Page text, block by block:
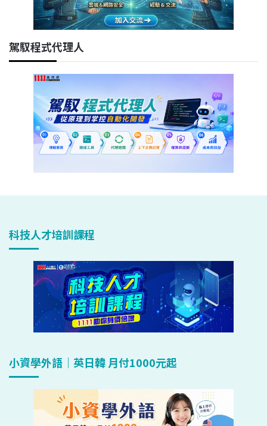
駕馭程式代理人
科技人才培訓課程
小資學外語｜英日韓 月付1000元起